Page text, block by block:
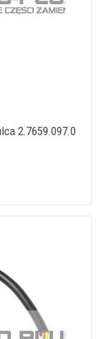
2.7659.097.0